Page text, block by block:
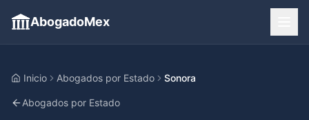
AbogadoMex
Inicio Abogados por Estado Sonora
Abogados por Estado